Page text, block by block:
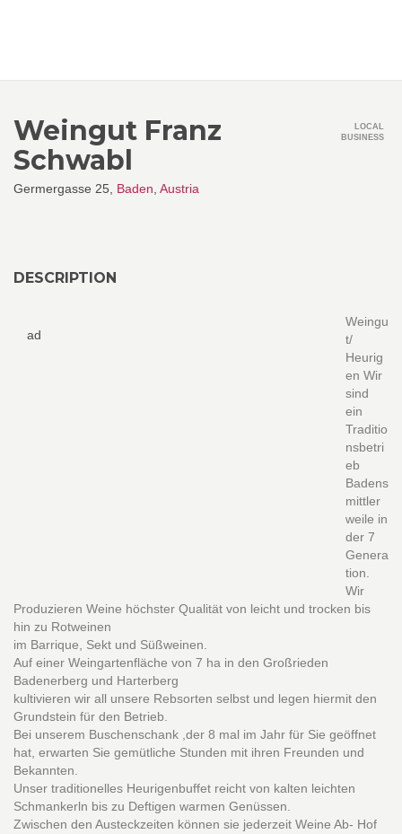
Weingut Franz
Schwabl
Germergasse 25, Baden Austria
LOCAL
BUSINESS
DESCRIPTION
ad
Weingu
t/
Heurig
en Wir
sind
ein
Traditio
nsbetri
eb
Badens
mittler
weile in
der 7
Genera
tion.
Wir
Produzieren Weine höchster Qualität von leicht und trocken bis
hin zu Rotweinen
im Barrique, Sekt und Süßweinen.
Auf einer Weingartenfläche von 7 ha in den Großrieden
Badenerberg und Harterberg
kultivieren wir all unsere Rebsorten selbst und legen hiermit den
Grundstein für den Betrieb.
Bei unserem Buschenschank ,der 8 mal im Jahr für Sie geöffnet
hat, erwarten Sie gemütliche Stunden mit ihren Freunden und
Bekannten.
Unser traditionelles Heurigenbuffet reicht von kalten leichten
Schmankerln bis zu Deftigen warmen Genüssen.
Zwischen den Austeckzeiten können sie jederzeit Weine Ab- Hof